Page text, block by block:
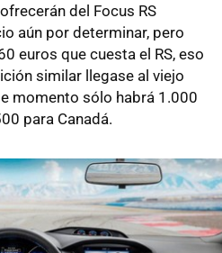
del Focus RS
aún por determinar, pero
euros que cuesta el RS, eso
similar llegase al viejo
momento sólo habrá 1.000
para Canadá.